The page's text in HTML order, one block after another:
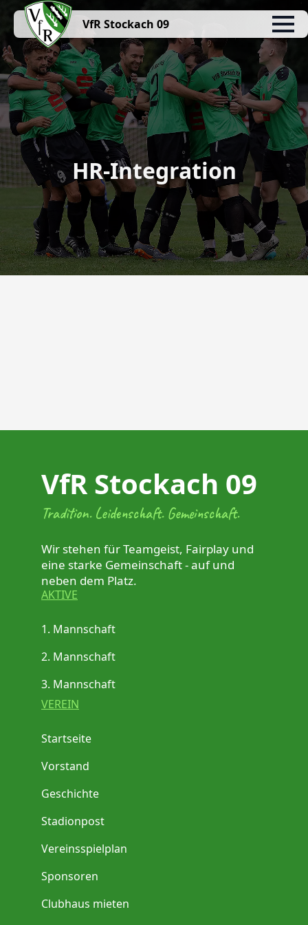
VfR Stockach 09
HR-Integration
VfR Stockach 09
Tradition. Leidenschaft. Gemeinschaft.
Wir stehen für Teamgeist, Fairplay und
eine starke Gemeinschaft - auf und
neben dem Platz.
AKTIVE
1. Mannschaft
2. Mannschaft
3. Mannschaft
VEREIN
Startseite
Vorstand
Geschichte
Stadionpost
Vereinsspielplan
Sponsoren
Clubhaus mieten